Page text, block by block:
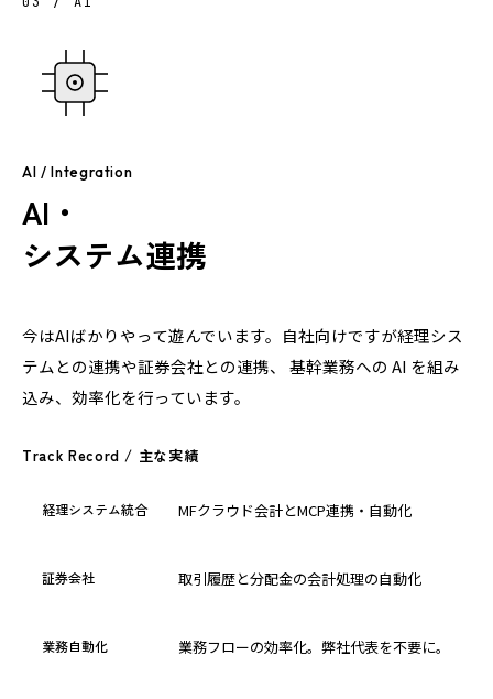
AI / Integration
AI・
システム連携
今はAIばかりやって遊んでいます。自社向けですが経理シス
テムとの連携や証券会社との連携、 基幹業務への AI を組み
込み、効率化を行っています。
Track Record / 主な実績
経理システム統合 MFクラウド会計とMCP連携・自動化
証券会社 取引履歴と分配金の会計処理の自動化
業務自動化 業務フローの効率化。弊社代表を不要に。